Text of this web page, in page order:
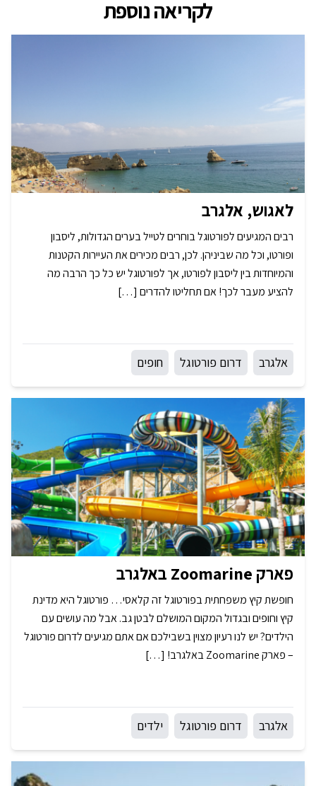
לקריאה נוספת
לאגוש, אלגרב
רבים המגיעים לפורטוגל בוחרים לטייל בערים הגדולות, ליסבון
ופורטו, וכל מה שביניהן. לכן, רבים מכירים את העיירות הקטנות
והמיוחדות בין ליסבון לפורטו, אך לפורטוגל יש כל כך הרבה מה
להציע מעבר לכך! אם תחליטו להדרים […]
אלגרב דרום פורטוגל חופים
פארק Zoomarine באלגרב
חופשת קיץ משפחתית בפורטוגל זה קלאסי… פורטוגל היא מדינת
קיץ וחופים ובגדול המקום המושלם לבטן גב. אבל מה עושים עם
הילדים? יש לנו רעיון מצוין בשבילכם אם אתם מגיעים לדרום פורטוגל
– פארק Zoomarine באלגרב! […]
אלגרב דרום פורטוגל ילדים